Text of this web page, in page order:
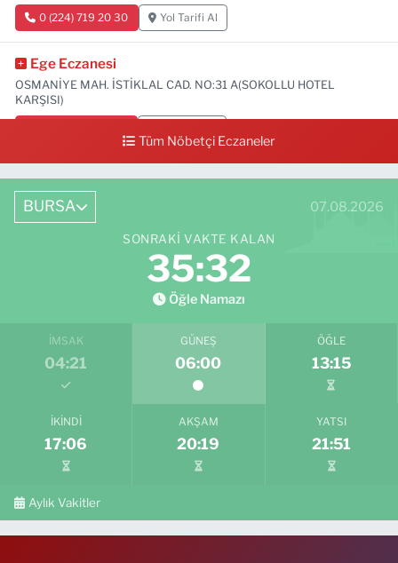
0 (224) 719 20 30 Yol Tarifi Al
Ege Eczanesi
OSMANİYE MAH. İSTİKLAL CAD. NO:31 A(SOKOLLU HOTEL
KARŞISI)
Tüm Nöbetçi Eczaneler
BURSA 07.08.2026
SONRAKI VAKTE KALAN
35:30
Öğle Namazı
İMSAK
04:21
GÜNEŞ
06:00
ÖĞLE
13:15
İKINDI
17:06
AKŞAM
20:19
YATSI
21:51
Aylık Vakitler